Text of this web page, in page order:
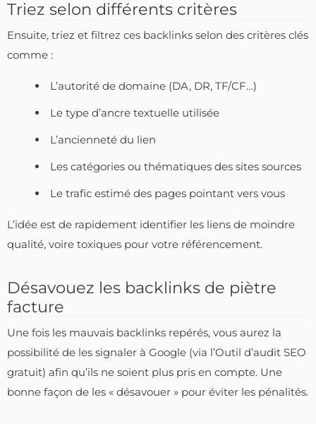
Triez selon différents critères
Ensuite, triez et filtrez ces backlinks selon des critères clés
comme :
L’autorité de domaine (DA, DR, TF/CF…)
Le type d’ancre textuelle utilisée
L’ancienneté du lien
Les catégories ou thématiques des sites sources
Le trafic estimé des pages pointant vers vous
L’idée est de rapidement identifier les liens de moindre
qualité, voire toxiques pour votre référencement.
Désavouez les backlinks de piètre
facture
Une fois les mauvais backlinks repérés, vous aurez la
possibilité de les signaler à Google (via l’Outil d’audit SEO
gratuit) afin qu’ils ne soient plus pris en compte. Une
bonne façon de les « désavouer » pour éviter les pénalités.